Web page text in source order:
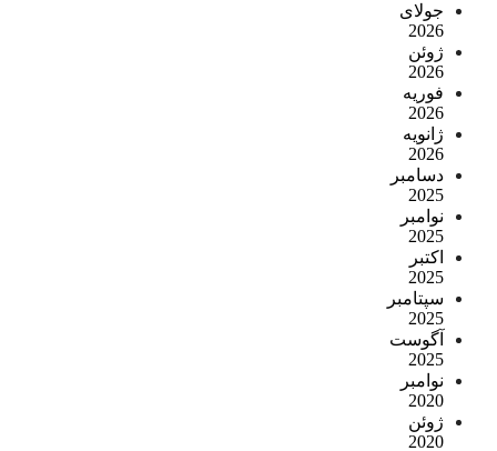
جولای
2026
ژوئن
2026
فوریه
2026
ژانویه
2026
دسامبر
2025
نوامبر
2025
اکتبر
2025
سپتامبر
2025
آگوست
2025
نوامبر
2020
ژوئن
2020